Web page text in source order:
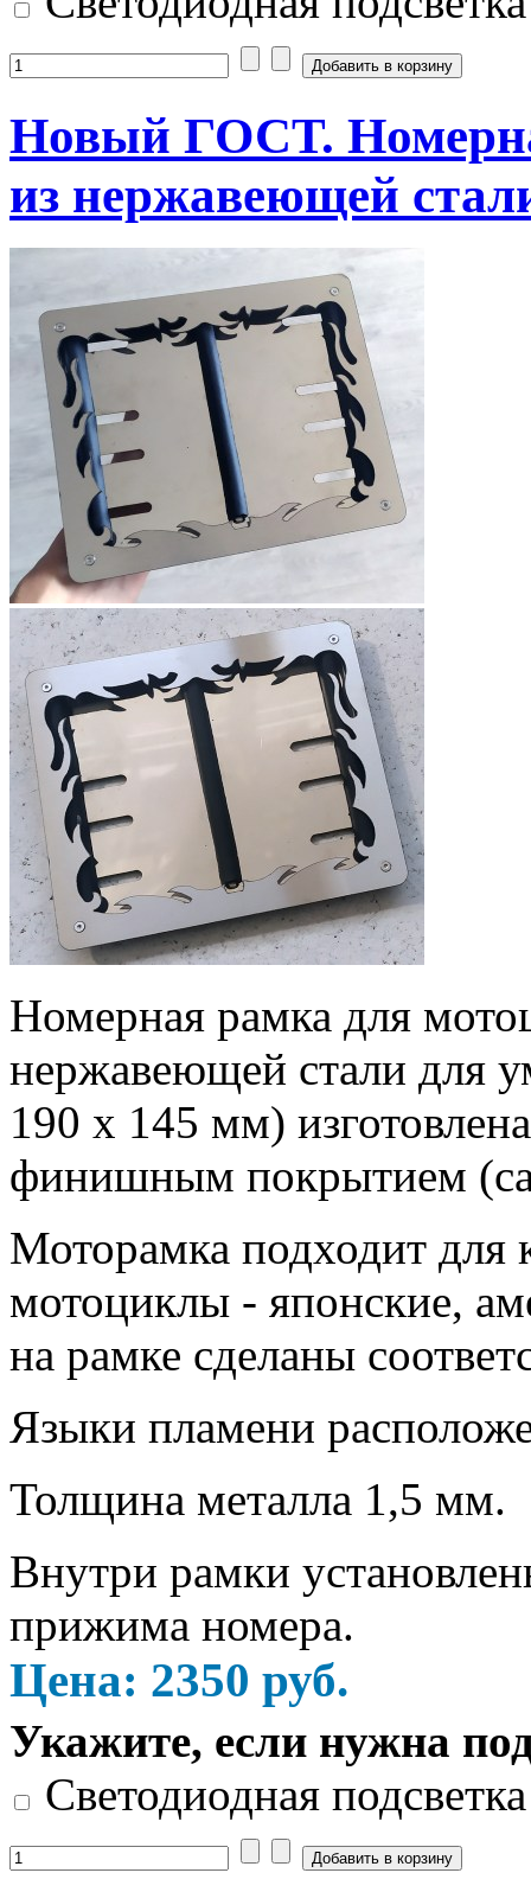
Новый ГОСТ.
из нержавеющей
Номерная рамка для
нержавеющей стали для
190 х 145 мм)
финишным покрытием
Моторамка подходит для
мотоциклы - японские,
на рамке сделаны
Языки пламени
Толщина металла 1,5 мм.
Внутри рамки
прижима номера.
Цена: 2350 руб.
Укажите, если нужна
Светодиодная